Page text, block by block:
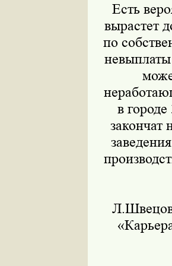
Есть
вырастет
по
невыплаты
в
закончат